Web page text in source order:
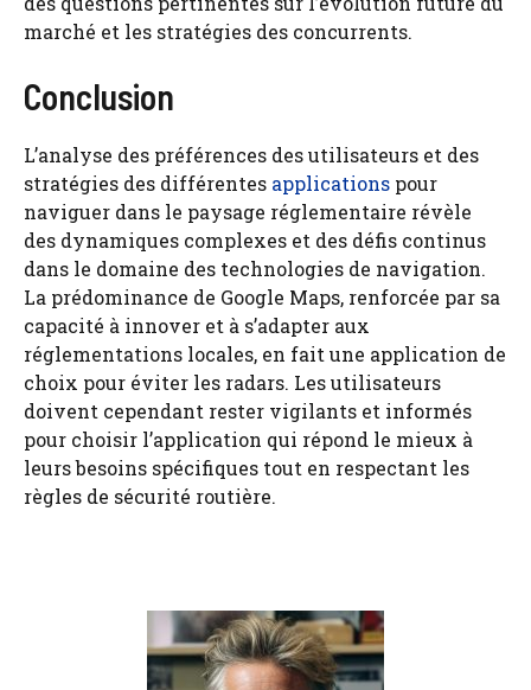
marché et les stratégies des concurrents.
Conclusion
L’analyse des préférences des utilisateurs et des
stratégies des différentes applications pour
naviguer dans le paysage réglementaire révèle
des dynamiques complexes et des défis continus
dans le domaine des technologies de navigation.
La prédominance de Google Maps, renforcée par sa
capacité à innover et à s’adapter aux
réglementations locales, en fait une application de
choix pour éviter les radars. Les utilisateurs
doivent cependant rester vigilants et informés
pour choisir l’application qui répond le mieux à
leurs besoins spécifiques tout en respectant les
règles de sécurité routière.